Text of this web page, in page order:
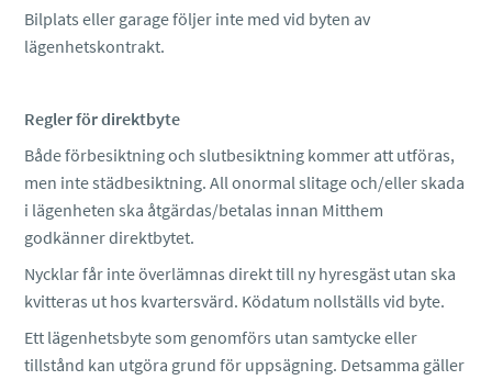
Bilplats eller garage följer inte med vid byten av
lägenhetskontrakt.
Regler för direktbyte
Både förbesiktning och slutbesiktning kommer att utföras,
men inte städbesiktning. All onormal slitage och/eller skada
i lägenheten ska åtgärdas/betalas innan Mitthem
godkänner direktbytet.
Nycklar får inte överlämnas direkt till ny hyresgäst utan ska
kvitteras ut hos kvartersvärd. Ködatum nollställs vid byte.
Ett lägenhetsbyte som genomförs utan samtycke eller
tillstånd kan utgöra grund för uppsägning. Detsamma gäller